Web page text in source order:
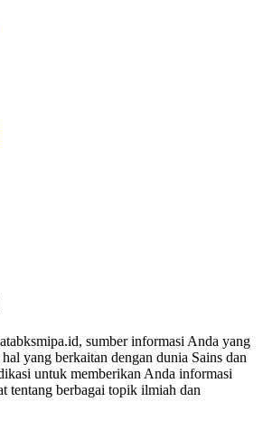
sumber informasi Anda yang
yang berkaitan dengan dunia Sains dan
untuk memberikan Anda informasi
tentang berbagai topik ilmiah dan